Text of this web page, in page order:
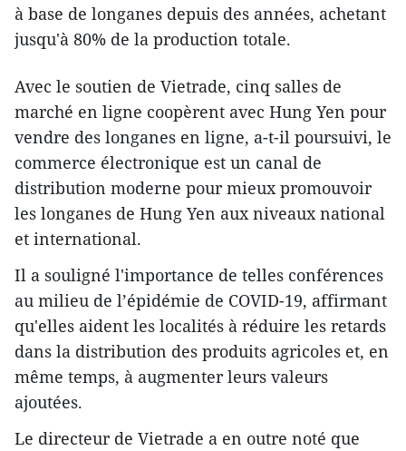
à base de longanes depuis des années, achetant
jusqu'à 80% de la production totale.
Avec le soutien de Vietrade, cinq salles de
marché en ligne coopèrent avec Hung Yen pour
vendre des longanes en ligne, a-t-il poursuivi, le
commerce électronique est un canal de
distribution moderne pour mieux promouvoir
les longanes de Hung Yen aux niveaux national
et international.
Il a souligné l'importance de telles conférences
au milieu de l’épidémie de COVID-19, affirmant
qu'elles aident les localités à réduire les retards
dans la distribution des produits agricoles et, en
même temps, à augmenter leurs valeurs
ajoutées.
Le directeur de Vietrade a en outre noté que